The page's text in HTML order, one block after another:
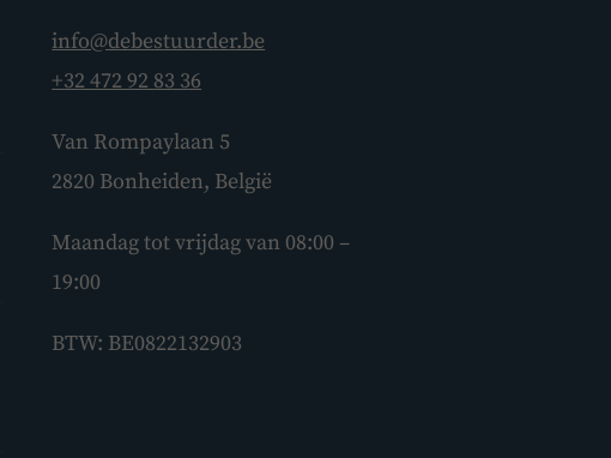
info@debestuurder.be
+32 472 92 83 36
Van Rompaylaan 5
2820 Bonheiden, België
Maandag tot vrijdag van 08:00 –
19:00
BTW: BE0822132903
Hey! Heb je een vraag over goed
bestuur? Stel ze gerust!